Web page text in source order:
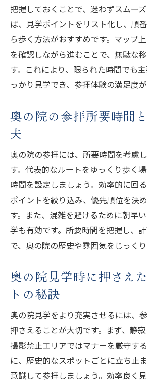
把握しておくことで、迷わずスムー
ば、見学ポイントをリスト化し、順
ら歩く方法がおすすめです。マップ
を確認しながら進むことで、無駄な
す。これにより、限られた時間でも
っかり見学でき、参拝体験の満足度が
奥の院の参拝所要時間
夫
奥の院の参拝には、所要時間を考慮
す。代表的なルートをゆっくり歩く
時間を設定しましょう。効率的に回
ポイントを絞り込み、優先順位を決
す。また、混雑を避けるために朝早
学も有効です。所要時間を把握し、
で、奥の院の歴史や雰囲気をじっくり
奥の院見学時に押さえ
トの秘訣
奥の院見学をより充実させるには、
押さえることが大切です。まず、静寂
撮影禁止エリアではマナーを厳守す
に、歴史的なスポットごとに立ち止
意識して参拝しましょう。効率良く